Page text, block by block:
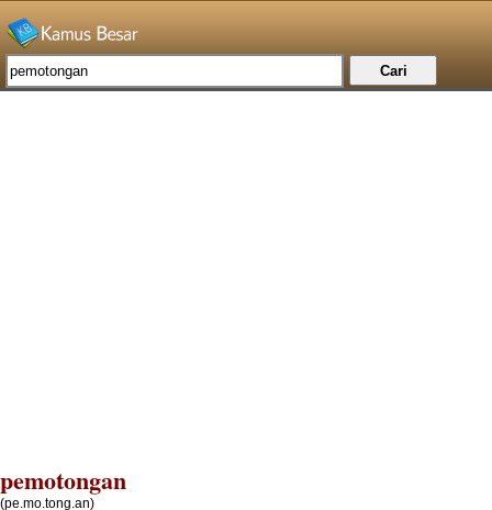
pemotongan
(pe.mo.tong.an)